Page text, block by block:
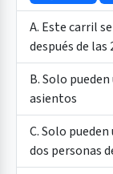
A. Este carril
después de las
B. Solo
asientos
C. Solo
dos personas